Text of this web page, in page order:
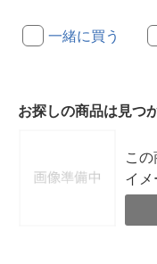
一緒に買う
お探しの商品は見つ
この
イメ